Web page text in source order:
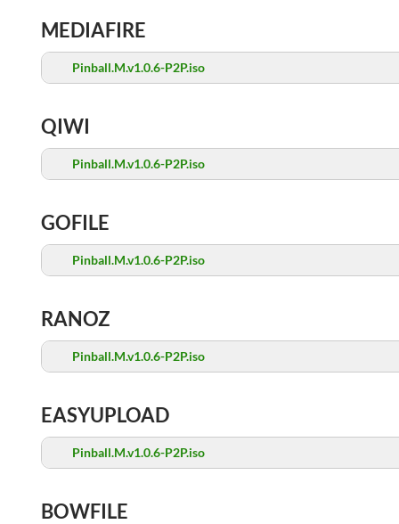
MEDIAFIRE
Pinball.M.v1.0.6-P2P.iso
QIWI
Pinball.M.v1.0.6-P2P.iso
GOFILE
Pinball.M.v1.0.6-P2P.iso
RANOZ
Pinball.M.v1.0.6-P2P.iso
EASYUPLOAD
Pinball.M.v1.0.6-P2P.iso
BOWFILE